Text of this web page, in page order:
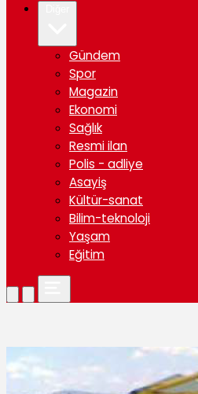
Gündem
Spor
Magazin
Ekonomi
Sağlık
Resmi ilan
Polis - adliye
Asayiş
Kültür-sanat
Bilim-teknoloji
Yaşam
Eğitim